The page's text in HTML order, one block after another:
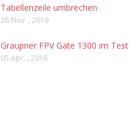
Tabellenzeile umbrechen
26 Nov. , 2019
Graupner FPV Gate 1300 im Test
05 Apr. , 2016